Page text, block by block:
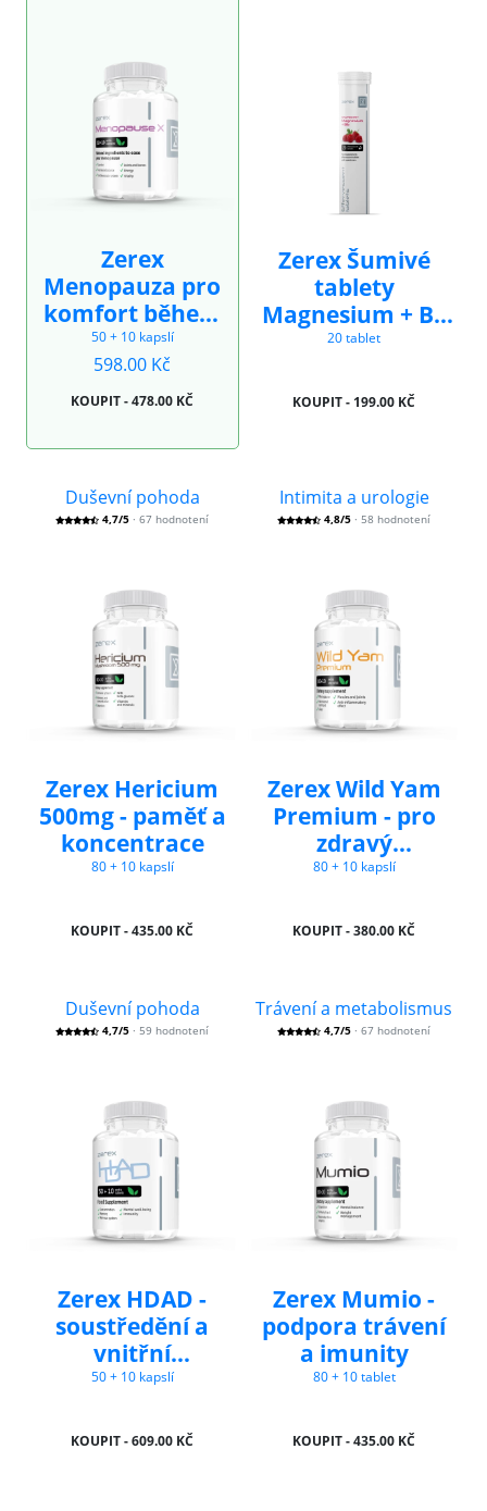
Zerex
Menopauza pro
komfort během
klimaterie
50 + 10 kapslí
598.00 Kč
KOUPIT - 478.00 KČ
Zerex Šumivé
tablety
Magnesium + B6
bez aspartamu
20 tablet
KOUPIT - 199.00 KČ
Duševní pohoda
4,7/5 · 67 hodnotení
Zerex Hericium
500mg - paměť a
koncentrace
80 + 10 kapslí
KOUPIT - 435.00 KČ
Intimita a urologie
4,8/5 · 58 hodnotení
Zerex Wild Yam
Premium - pro
zdravý
menstruační
80 + 10 kapslí
KOUPIT - 380.00 KČ
Duševní pohoda
4,7/5 · 59 hodnotení
Zerex HDAD -
soustředění a
vnitřní
rovnováha
50 + 10 kapslí
KOUPIT - 609.00 KČ
Trávení a metabolismus
4,7/5 · 67 hodnotení
Zerex Mumio -
podpora trávení
a imunity
80 + 10 tablet
KOUPIT - 435.00 KČ